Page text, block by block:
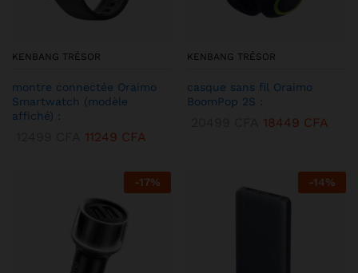
KENBANG TRÉSOR
montre connectée Oraimo
Smartwatch (modèle
affiché) :
11249 CFA
KENBANG TRÉSOR
casque sans fil Oraimo
BoomPop 2S :
18449 CFA
-17% -14%